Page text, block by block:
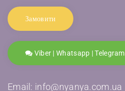
Замовити
Viber | Whatsapp | Telegram
Email: info@nyanya.com.ua